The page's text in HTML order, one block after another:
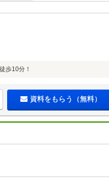
歩10分！
資料をもらう（無料）